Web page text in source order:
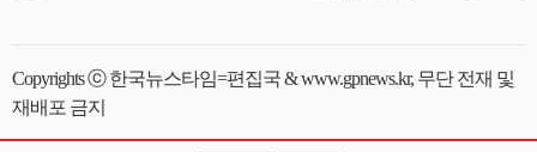
Copyrights ⓒ 한국뉴스타임=편집국 & www.gpnews.kr, 무단 전재 및
재배포 금지